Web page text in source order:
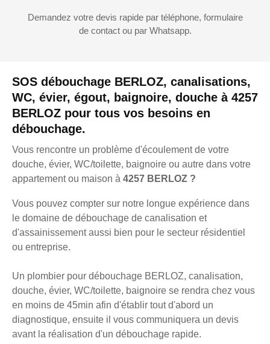
SOS débouchage BERLOZ, canalisations,
WC, évier, égout, baignoire, douche à 4257
BERLOZ pour tous vos besoins en
débouchage.
Vous rencontre un problème d'écoulement de votre
douche, évier, WC/toilette, baignoire ou autre dans votre
appartement ou maison à 4257 BERLOZ ?
Vous pouvez compter sur notre longue expérience dans
le domaine de débouchage de canalisation et
d'assainissement aussi bien pour le secteur résidentiel
ou entreprise.
Un plombier pour débouchage BERLOZ, canalisation,
douche, évier, WC/toilette, baignoire se rendra chez vous
en moins de 45min afin d'établir tout d'abord un
diagnostique, ensuite il vous communiquera un devis
avant la réalisation d'un débouchage rapide.
Demandez votre devis rapide par téléphone, formulaire
de contact ou par Whatsapp.